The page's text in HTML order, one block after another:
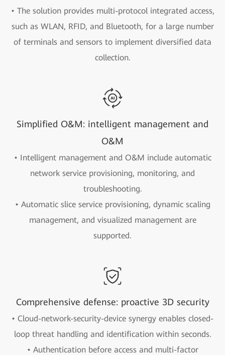
• The solution provides multi-protocol integrated access,
such as WLAN, RFID, and Bluetooth, for a large number
of terminals and sensors to implement diversified data
collection.
Simplified O&M: intelligent management and
O&M
• Intelligent management and O&M include automatic
network service provisioning, monitoring, and
troubleshooting.
• Automatic slice service provisioning, dynamic scaling
management, and visualized management are
supported.
Comprehensive defense: proactive 3D security
• Cloud-network-security-device synergy enables closed-
loop threat handling and identification within seconds.
• Authentication before access and multi-factor